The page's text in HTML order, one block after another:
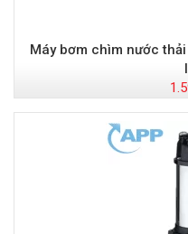
Máy bơm chìm nước